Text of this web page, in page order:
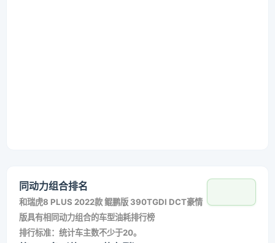
同动力组合排名
和瑞虎8 PLUS 2022款 鲲鹏版 390TGDI DCT豪情
版具有相同动力组合的车型油耗排行榜
排行标准：统计车主数不少于20。